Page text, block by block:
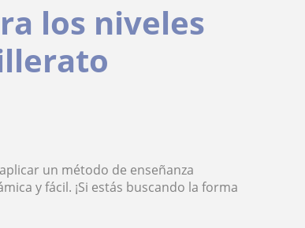
los niveles
un método de enseñanza
y fácil. ¡Si estás buscando la forma